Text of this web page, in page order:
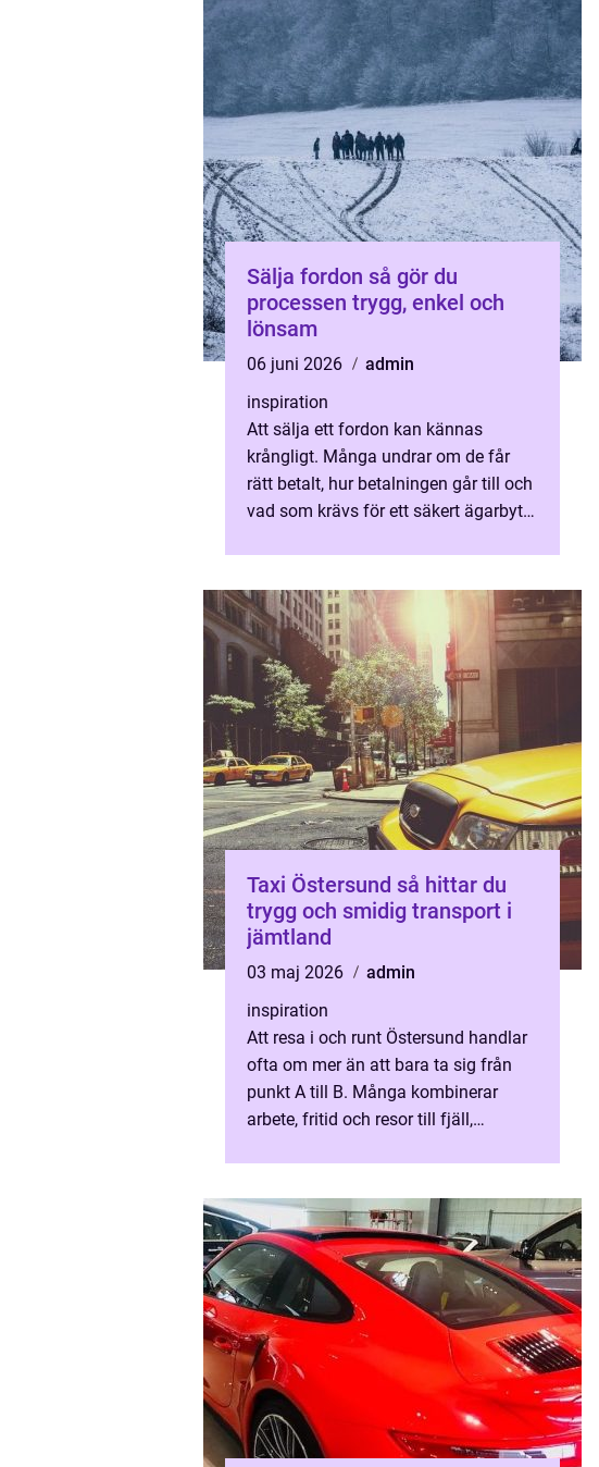
Sälja fordon så gör du
processen trygg, enkel och
lönsam
06 juni 2026
admin
inspiration
Att sälja ett fordon kan kännas
krångligt. Många undrar om de får
rätt betalt, hur betalningen går till och
vad som krävs för ett säkert ägarbyte.
Taxi Östersund så hittar du
trygg och smidig transport i
jämtland
03 maj 2026
admin
inspiration
Att resa i och runt Östersund handlar
ofta om mer än att bara ta sig från
punkt A till B. Många kombinerar
arbete, fritid och resor till fjäll,